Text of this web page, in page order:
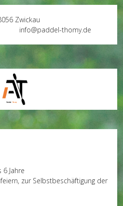
Zwickau
info@paddel-thomy.de
6 Jahre
zur Selbstbeschäftigung der